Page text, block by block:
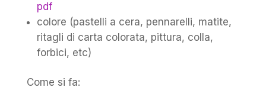
pdf
colore (pastelli a cera, pennarelli, matite,
ritagli di carta colorata, pittura, colla,
forbici, etc)
Come si fa: